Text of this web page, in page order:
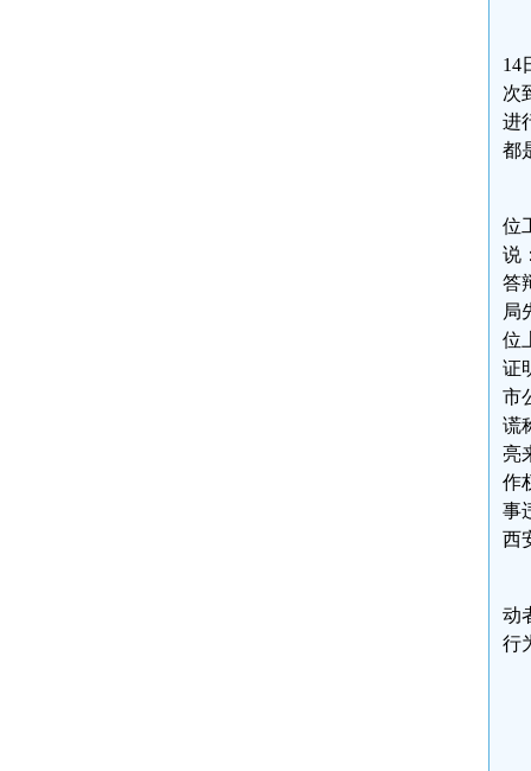
14
次
进
都
位
说
答
局
位
证
市
谎
亮
作
事
西
动
行